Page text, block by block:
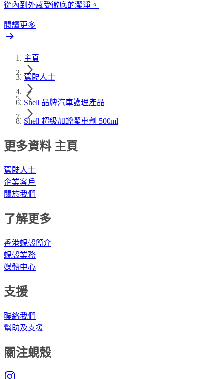
從內到外感受徹底的潔淨。
閱讀更多
主頁
駕駛人士
Shell 品牌汽車護理產品
Shell 超級加蠟潔車劑 500ml
更多資料 主頁
駕駛人士
企業客戶
關於我們
了解更多
香港蜆殼簡介
蜆殼業務
媒體中心
支援
聯絡我們
幫助及支援
關注蜆殼